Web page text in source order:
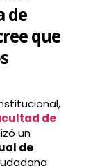
de
que
de
un
de